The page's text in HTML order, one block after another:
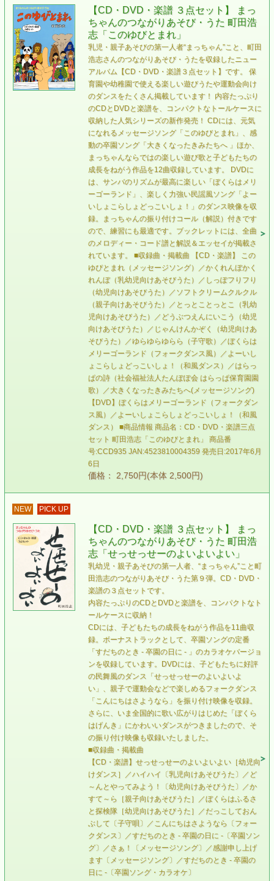
【CD・DVD・楽譜 ３点セット】 まっ
ちゃんのつながりあそび・うた 町田浩
志「このゆびとまれ」
乳児・親子あそびの第一人者“まっちゃん”こと、町田
浩志さんのつながりあそび・うたを収録したニュー
アルバム【CD・DVD・楽譜３点セット】です。 保
育園や幼稚園で使える楽しい遊びうたや運動会向け
のダンスをたくさん掲載しています！ 内容たっぷり
のCDとDVDと楽譜を、コンパクトなトールケースに
収納した人気シリーズの新作発売！ CDには、元気
になれるメッセージソング「このゆびとまれ」、感
動の卒園ソング「大きくなったきみたちへ 」ほか、
まっちゃんならではの楽しい遊び歌と子どもたちの
成長をねがう作品を12曲収録しています。 DVDに
は、サンバのリズムが最高に楽しい「ぼくらはメリ
ーゴーランド」、楽しく力強い民謡風ソング「よー
いしょこらしょどっこいしょ！」のダンス映像を収
録。まっちゃんの振り付けコール（解説）付きです
ので、練習にも最適です。ブックレットには、全曲
のメロディー・コード譜と解説＆エッセイが掲載さ
れています。 ■収録曲・掲載曲 【CD・楽譜】 この
ゆぴとまれ（メッセージソング）／かくれんぼかく
れんぼ（乳幼児向けあそびうた）／しっぽフりフり
（幼児向けあそびうた）／ソフトクリームクルクル
（親子向けあそびうた）／とっとことっとこ（乳幼
児向けあそびうた）／どうぶつえんにいこう（幼児
向けあそびうた）／じゃんけんかぞく（幼児向けあ
そびうた）／ゆらゆらゆらら（子守歌）／ぼくらは
メリーゴーランド（フォークダンス風）／よーいし
ょこらしょどっこいしょ！（和風ダンス）／はらっ
ぱの詩（社会福祉法人たんぽぽ会 はらっぱ保育園園
歌）／大きくなったきみたちへ(メッセージソング)
【DVD】ぼくらはメリーゴーランド（フォークダン
ス風）／よーいしょこらしょどっこいしょ！（和風
ダンス） ■商品情報 商品名：CD・DVD・楽譜三点
セット 町田浩志「このゆびとまれ」 商品番
号:CCD935 JAN:4523810004359 発売日:2017年6月
6日
価格： 2,750円(本体 2,500円)
NEW PICK UP
【CD・DVD・楽譜 ３点セット】 まっ
ちゃんのつながりあそび・うた 町田浩
志「せっせっせーのよいよいよい」
乳幼児・親子あそびの第一人者、“まっちゃん”こと町
田浩志のつながりあそび・うた第９弾。CD・DVD・
楽譜の３点セットです。
内容たっぷりのCDとDVDと楽譜を、コンパクトなト
ールケースに収納！
CDには、子どもたちの成長をねがう作品を11曲収
録。ボーナストラックとして、卒園ソングの定番
「すだちのとき - 卒園の日に - 」のカラオケバージョ
ンを収録しています。DVDには、子どもたちに好評
の民舞風のダンス「せっせっせーのよいよいよ
い」、親子で運動会などで楽しめるフォークダンス
「こんにちはさようなら」を振り付け映像を収録。
さらに、いま全国的に歌い広がりはじめた「ぼくら
はげんき」にかわいいダンスがつきましたので、そ
の振り付け映像も収録いたしました。
■収録曲・掲載曲
【CD・楽譜】せっせっせーのよいよいよい［幼児向
けダンス］／ハイハイ〔乳児向けあそびうた〕／ど
～んとやってみよう！〔幼児向けあそびうた〕／か
すて～ら［親子向けあそびうた］／ぼくらはふるさ
と探検隊［幼児向けあそびうた］／だっこしておん
ぶして〔子守唄〕／こんにちはさようなら〔フォー
クダンス〕／すだちのとき - 卒園の日に -〔卒園ソン
グ〕／さぁ！〔メッセージソング〕／感謝申し上げ
ます〔メッセージソング〕／すだちのとき - 卒園の
日に -〔卒園ソング・カラオケ〕